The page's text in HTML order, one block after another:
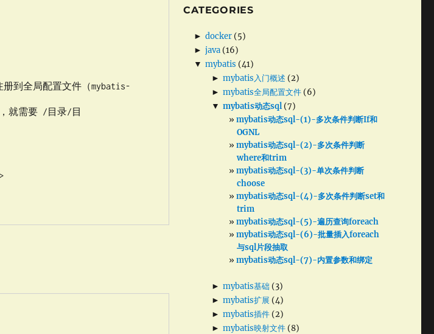
CATEGORIES
► docker(5)
► java(16)
▼ mybatis (41)
► mybatis入门概述 (2)
► mybatis全局配置文件(6)
▼ mybatis动态sql(7)
mybatis动态sql-(1)-多次条件判断If和
OGNL
mybatis动态sql-(2)-多次条件判断
where和trim
mybatis动态sql-(3)-单次条件判断
choose
mybatis动态sql-(4)-多次条件判断set和
trim
mybatis动态sql-(5)-遍历查询foreach
mybatis动态sql-(6)-批量插入foreach
与sql片段抽取
mybatis动态sql-(7)-内置参数和绑定
► mybatis基础 (3)
► mybatis扩展 (4)
► mybatis插件(2)
► mybatis映射文件(8)